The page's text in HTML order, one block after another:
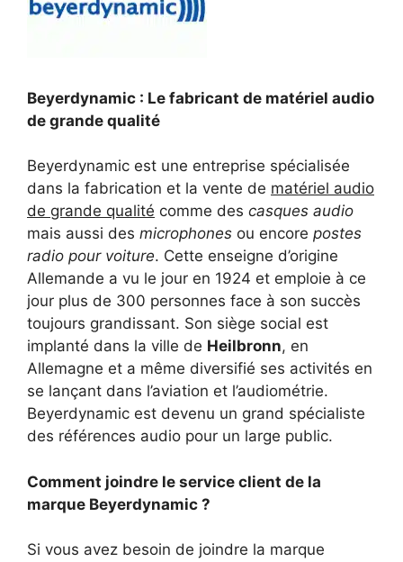
Beyerdynamic : Le fabricant de matériel audio
de grande qualité
Beyerdynamic est une entreprise spécialisée
dans la fabrication et la vente de matériel audio
de grande qualité comme des casques audio
mais aussi des microphones ou encore postes
radio pour voiture. Cette enseigne d’origine
Allemande a vu le jour en 1924 et emploie à ce
jour plus de 300 personnes face à son succès
toujours grandissant. Son siège social est
implanté dans la ville de Heilbronn, en
Allemagne et a même diversifié ses activités en
se lançant dans l’aviation et l’audiométrie.
Beyerdynamic est devenu un grand spécialiste
des références audio pour un large public.
Comment joindre le service client de la
marque Beyerdynamic ?
Si vous avez besoin de joindre la marque